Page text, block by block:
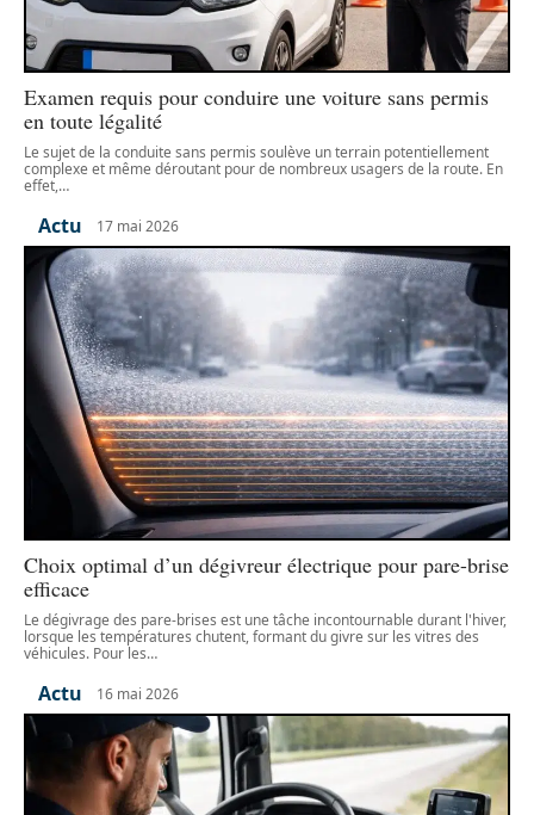
Examen requis pour conduire une voiture sans permis
en toute légalité
Le sujet de la conduite sans permis soulève un terrain potentiellement
complexe et même déroutant pour de nombreux usagers de la route. En
effet,…
Actu 17 mai 2026
Choix optimal d’un dégivreur électrique pour pare-brise
efficace
Le dégivrage des pare-brises est une tâche incontournable durant l'hiver,
lorsque les températures chutent, formant du givre sur les vitres des
véhicules. Pour les…
Actu 16 mai 2026